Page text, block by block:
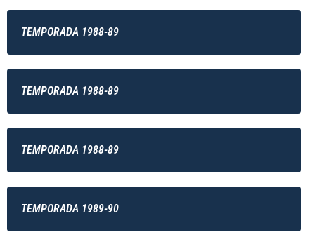
TEMPORADA 1988-89
TEMPORADA 1988-89
TEMPORADA 1988-89
TEMPORADA 1989-90